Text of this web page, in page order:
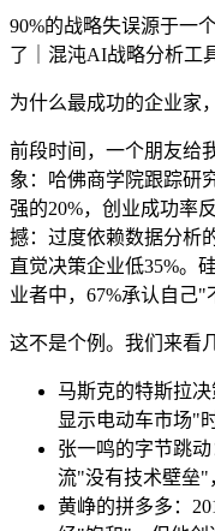
90%的战略失误源于一
了｜混沌AI战略分析工
为什么最成功的企业家
前段时间，一个朋友给
象：哈佛商学院跟踪研
强的20%，创业成功率
撼：过度依赖数据分析
直觉决策企业低35%。
业者中，67%承认自己"
这不是个例。我们来看
马斯克的特斯拉
显示电动车市场"
张一鸣的字节跳
流"没有技术壁垒"
黄峥的拼多多：